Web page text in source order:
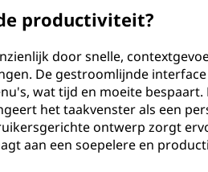
productiviteit?
door snelle,
De gestroomlijnde
wat tijd en moeite
het taakvenster als een
ontwerp zorgt
aan een soepelere en